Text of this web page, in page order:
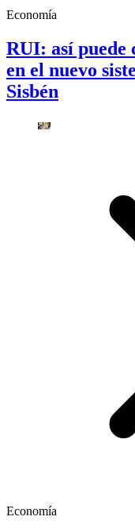
Economía
RUI: así puede
en el nuevo
Sisbén
Economía